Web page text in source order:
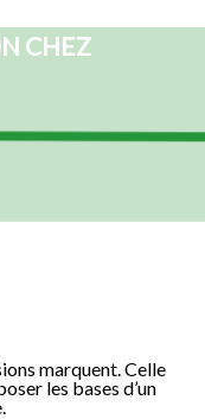
CHEZ
marquent. Celle
les bases d’un